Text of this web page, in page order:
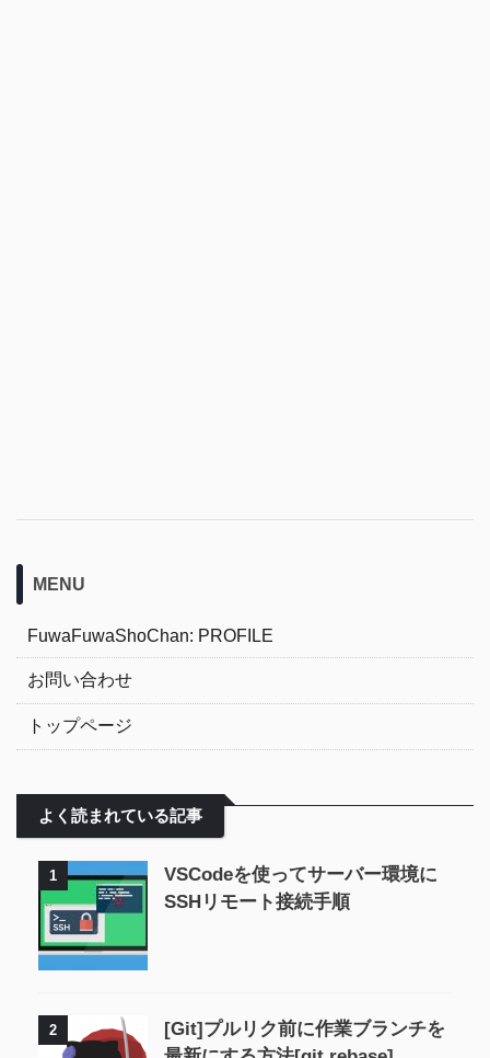
MENU
FuwaFuwaShoChan: PROFILE
お問い合わせ
トップページ
よく読まれている記事
1
VSCodeを使ってサーバー環境に
SSHリモート接続手順
2
[Git]プルリク前に作業ブランチを